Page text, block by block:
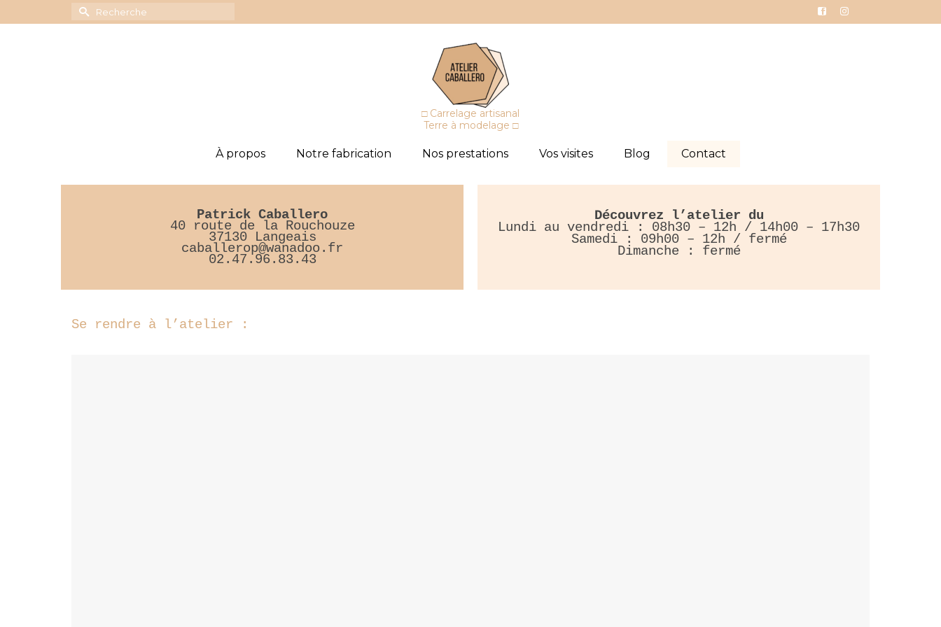
Rechercher :
□ Carrelage artisanal
Terre à modelage □
À propos Notre fabrication Nos prestations Vos visites Blog Contact
Patrick Caballero
40 route de la Rouchouze
37130 Langeais
caballerop@wanadoo.fr
02.47.96.83.43
Découvrez l’atelier du
Lundi au vendredi : 08h30 – 12h / 14h00 – 17h30
Samedi : 09h00 – 12h / fermé
Dimanche : fermé
Se rendre à l’atelier :